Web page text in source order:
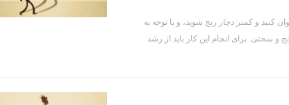
و کمتر دچار رنج شوید، و با توجه به
و سختی. برای انجام این کار باید از رشد